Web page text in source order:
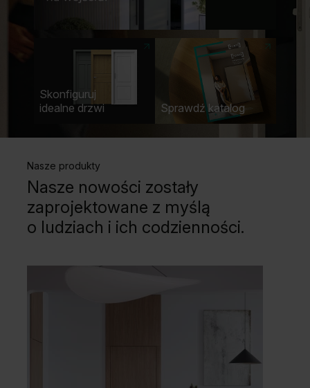
Dla sygnalisty
OBSERWUJ NAS
Zyskaj więcej na wejściu!
Skorzystaj z promocji PAKIET KORZYŚCI
PORTA “Zyskaj więcej na wejściu”
Skonfiguruj
idealne drzwi
Sprawdź katalog
Nasze produkty
Nasze nowości zostały
zaprojektowane z myślą
o ludziach i ich codzienności.